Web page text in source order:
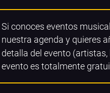
Si conoces eventos
nuestra agenda y quieres
detalla del evento (artistas,
evento es totalmente